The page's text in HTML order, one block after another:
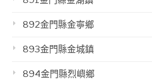
892金門縣金寧鄉
893金門縣金城鎮
894金門縣烈嶼鄉